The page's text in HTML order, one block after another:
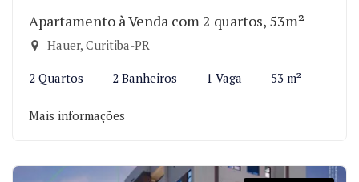
Apartamento à Venda com 2 quartos, 53m²
Hauer, Curitiba-PR
2 Quartos 2 Banheiros 1 Vaga 53 m²
Mais informações